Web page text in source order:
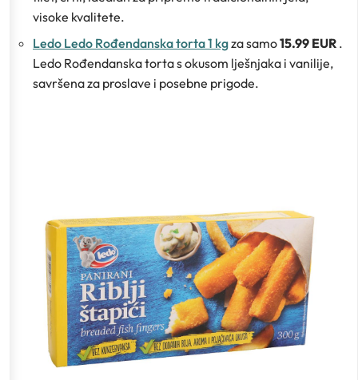
visoke kvalitete.
Ledo Ledo Rođendanska torta 1 kgza samo15.99 EUR .
Ledo Rođendanska torta s okusom lješnjaka i vanilije,
savršena za proslave i posebne prigode.